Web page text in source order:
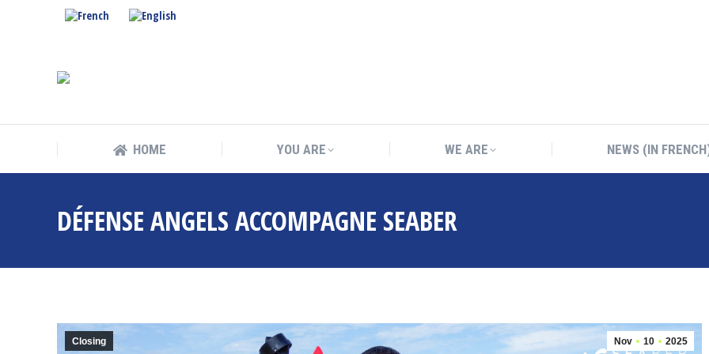
HOME YOU ARE WE ARE NEWS (IN
DÉFENSE ANGELS ACCOMPAGNE SEABER
Nov 10 2025
Closing
HOME